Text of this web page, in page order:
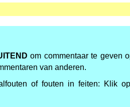
om commentaar te geven
van anderen.
of fouten in feiten: Klik